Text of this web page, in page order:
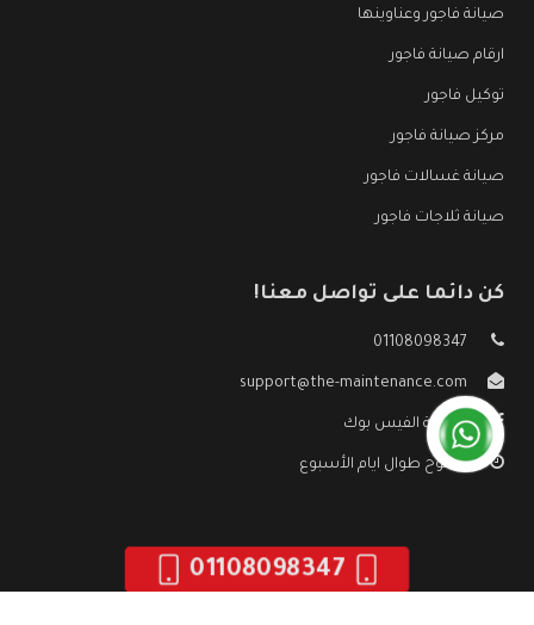
صيانة فاجور وعناوينها
ارقام صيانة فاجور
توكيل فاجور
مركز صيانة فاجور
صيانة غسالات فاجور
صيانة ثلاجات فاجور
كن دائما على تواصل معنا!
01108098347
support@the-maintenance.com
صفحة الفيس بوك
مفتوح طوال ايام الأسبوع
01108098347